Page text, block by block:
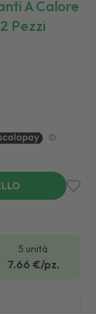
A Calore
Pezzi
5 unità
7.66 €/pz.